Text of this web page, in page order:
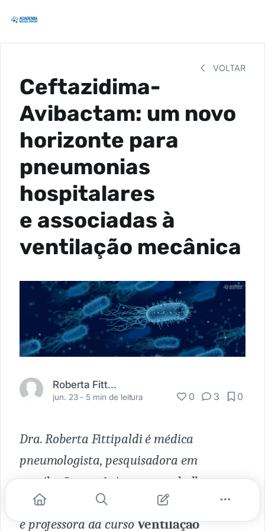
VOLTAR
Ceftazidima-
Avibactam: um novo
horizonte para
pneumonias
hospitalares
e associadas à
ventilação mecânica
Roberta Fittipaldi
jun. 23 - 5 min de leitura 0 3 0
Dra. Roberta Fittipaldi é médica
pneumologista, pesquisadora em
ventilação mecânica, que trabalha nas
principais UTIs da cidade de São Paulo e
é professora da cursoVentilação